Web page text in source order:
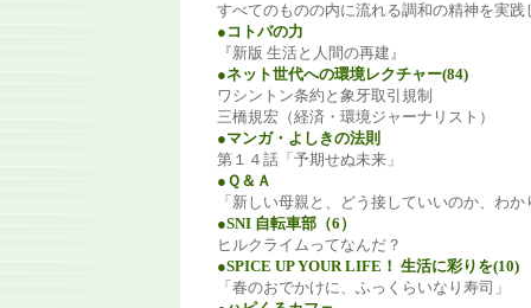
すべてのものの内に流れる調和の精神を実践
●コトバの力
『新版 生活と人間の再建』
●ネット世代への環境レクチャー(84)
ワシントン条約と象牙取引規制
三橋規宏（経済・環境ジャーナリスト）
●マンガ・よしきの法則
第１４話「予期せぬ未来」
●Ｑ＆Ａ
「新しい母親と、どう接していいのか、わか
●SNI 自転車部（6）
ヒルクライムってなんだ？
●SPICE UP YOUR LIFE！ 生活に彩りを(10)
「春のおでかけに、ふっくらいなり寿司」